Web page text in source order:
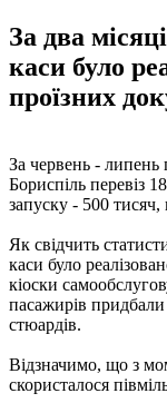
За два
каси було
проїзних
За червень - липень
Бориспіль перевіз
запуску - 500
Як свідчить
каси було
кіоски
пасажирів придбали
стюардів.
Відзначимо, що з
скористалося